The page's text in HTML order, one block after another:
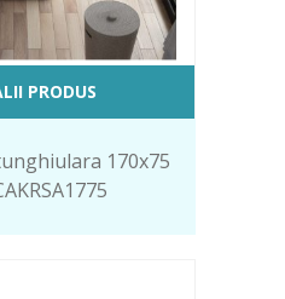
PRODUS
170x75